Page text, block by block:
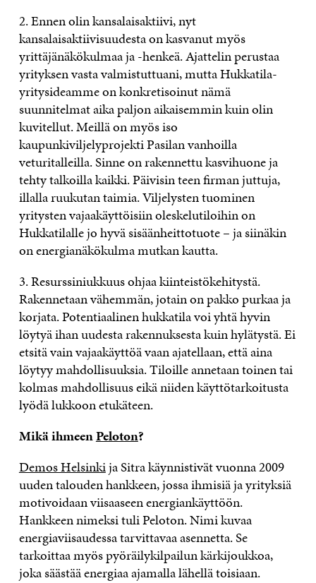
2. Ennen olin kansalaisaktiivi, nyt
kansalaisaktiivisuudesta on kasvanut myös
yrittäjänäkökulmaa ja -henkeä. Ajattelin perustaa
yrityksen vasta valmistuttuani, mutta Hukkatila-
yritysideamme on konkretisoinut nämä
suunnitelmat aika paljon aikaisemmin kuin olin
kuvitellut. Meillä on myös iso
kaupunkiviljelyprojekti Pasilan vanhoilla
veturitalleilla. Sinne on rakennettu kasvihuone ja
tehty talkoilla kaikki. Päivisin teen firman juttuja,
illalla ruukutan taimia. Viljelysten tuominen
yritysten vajaakäyttöisiin oleskelutiloihin on
Hukkatilalle jo hyvä sisäänheittotuote – ja siinäkin
on energianäkökulma mutkan kautta.
3. Resurssiniukkuus ohjaa kiinteistökehitystä.
Rakennetaan vähemmän, jotain on pakko purkaa ja
korjata. Potentiaalinen hukkatila voi yhtä hyvin
löytyä ihan uudesta rakennuksesta kuin hylätystä. Ei
etsitä vain vajaakäyttöä vaan ajatellaan, että aina
löytyy mahdollisuuksia. Tiloille annetaan toinen tai
kolmas mahdollisuus eikä niiden käyttötarkoitusta
lyödä lukkoon etukäteen.
Mikä ihmeenPeloton?
Demos Helsinkija Sitra käynnistivät vuonna 2009
uuden talouden hankkeen, jossa ihmisiä ja yrityksiä
motivoidaan viisaaseen energiankäyttöön.
Hankkeen nimeksi tuli Peloton. Nimi kuvaa
energiaviisaudessa tarvittavaa asennetta. Se
tarkoittaa myös pyöräilykilpailun kärkijoukkoa,
joka säästää energiaa ajamalla lähellä toisiaan.